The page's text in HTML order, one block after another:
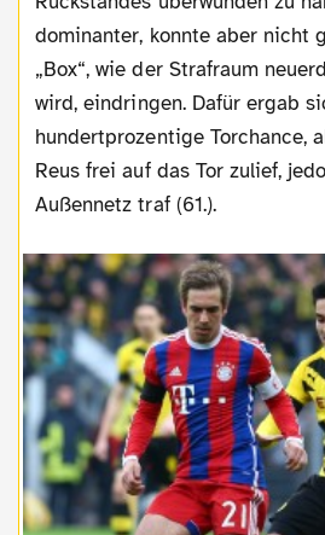
dominanter, konnte aber nicht
„Box“, wie der Strafraum
wird, eindringen. Dafür ergab
hundertprozentige Torchance,
Reus frei auf das Tor zulief,
Außennetz traf (61.).